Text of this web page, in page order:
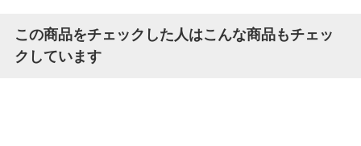
この商品をチェックした人はこんな商品もチェッ
クしています